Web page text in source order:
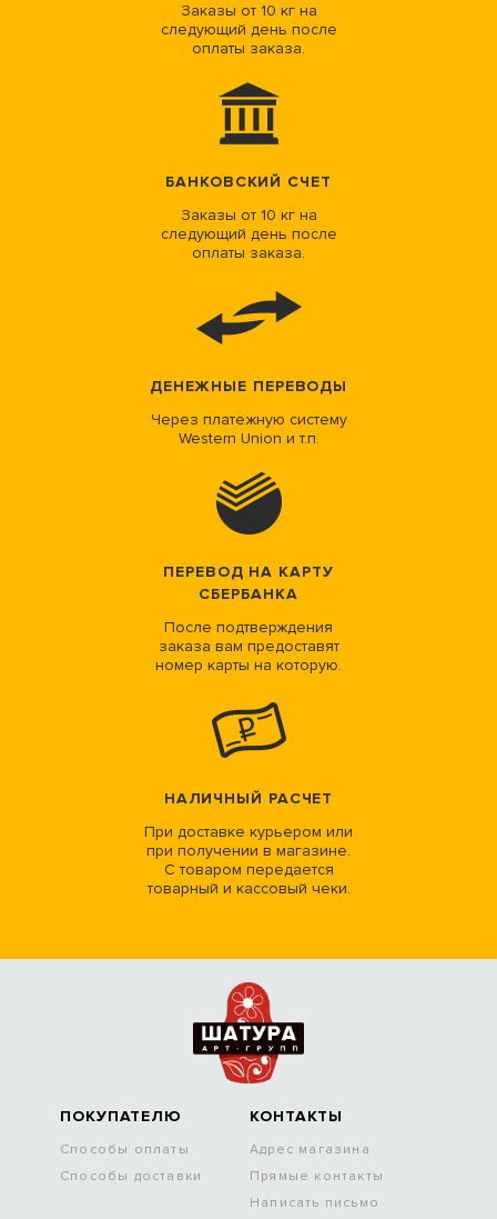
Заказы от 10 кг на
следующий день после
оплаты заказа.
БАНКОВСКИЙ СЧЕТ
Заказы от 10 кг на
следующий день после
оплаты заказа.
ДЕНЕЖНЫЕ ПЕРЕВОДЫ
Через платежную систему
Western Union и т.п.
ПЕРЕВОД НА КАРТУ
СБЕРБАНКА
После подтверждения
заказа вам предоставят
номер карты на которую.
НАЛИЧНЫЙ РАСЧЕТ
При доставке курьером или
при получении в магазине.
С товаром передается
товарный и кассовый чеки.
ПОКУПАТЕЛЮ
Способы оплаты
Способы доставки
КОНТАКТЫ
Адрес магазина
Прямые контакты
Написать письмо